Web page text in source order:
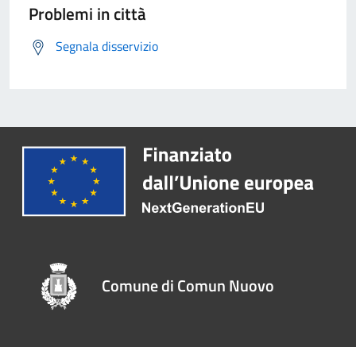
Problemi in città
Segnala disservizio
Comune di Comun Nuovo